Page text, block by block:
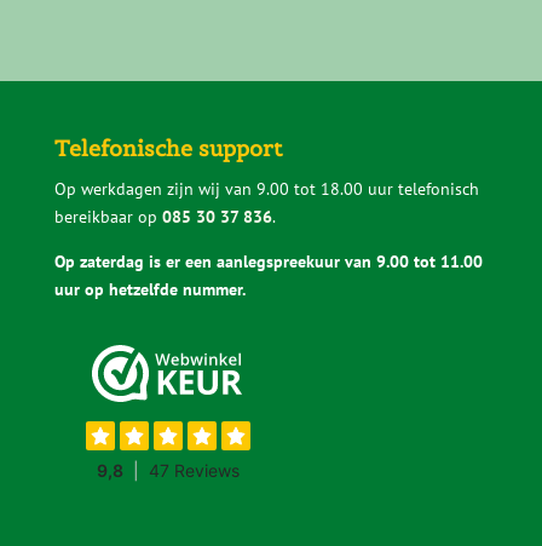
Telefonische support
Op werkdagen zijn wij van 9.00 tot 18.00 uur telefonisch
bereikbaar op 085 30 37 836.
Op zaterdag is er een aanlegspreekuur van 9.00 tot 11.00
uur op hetzelfde nummer.